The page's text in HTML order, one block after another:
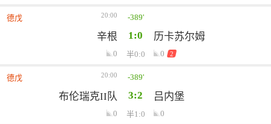
德戊 20:00 -389'
辛根 1:0 历卡苏尔姆
0 半0:0 0 2
德戊 20:00 -389'
布伦瑞克II队 3:2 吕内堡
0 半1:0 0